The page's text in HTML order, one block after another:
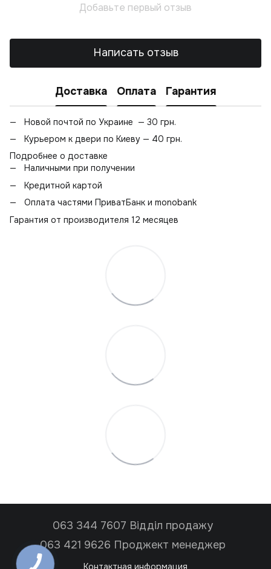
Добавьте первый отзыв
Написать отзыв
Доставка Оплата Гарантия
Новой почтой по Украине — 30 грн.
Курьером к двери по Киеву — 40 грн.
Подробнее о доставке
Наличными при получении
Кредитной картой
Оплата частями ПриватБанк и monobank
Гарантия от производителя 12 месяцев
063 344 7607 Відділ продажу
063 421 9626 Проджект менеджер
Контактная информация